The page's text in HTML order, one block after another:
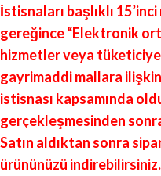
İstisnaları başlıklı
gereğince “Elektronik
hizmetler veya
gayrimaddi mallara
istisnası kapsamında
gerçekleşmesinden
Satın aldıktan sonra
ürününüzü indirebilirsiniz.